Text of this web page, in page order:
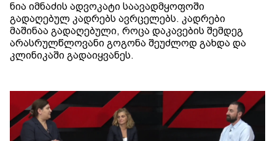
ნია იმნაძის ადვოკატი საავადმყოფოში
გადაღებულ კადრებს ავრცელებს. კადრები
მაშინაა გადაღებული, როცა დაკავების შემდეგ
არასრულწლოვანი გოგონა შეუძლოდ გახდა და
კლინიკაში გადაიყვანეს.